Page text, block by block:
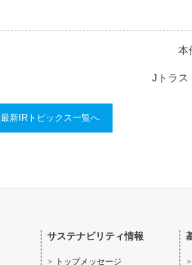
本
Jトラ
最新IRトピックス一覧へ
サステナビリティ情報
トップメッセージ